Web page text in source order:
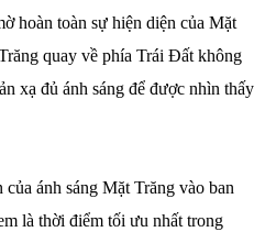
hoàn toàn sự hiện diện của Mặt
quay về phía Trái Đất không
xạ đủ ánh sáng để được nhìn thấy
ánh sáng Mặt Trăng vào ban
là thời điểm tối ưu nhất trong